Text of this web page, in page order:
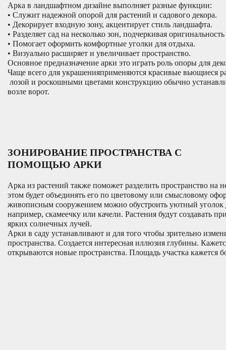
Арка в ландшафтном дизайне выполняет разные функции:
• Служит надежной опорой для растений и садового декора.
• Декорирует входную зону, акцентирует стиль ландшафта.
• Разделяет сад на несколько зон, подчеркивая
• Помогает оформить комфортные уголки для отдыха.
• Визуально расширяет и увеличивает пространство.
Основное предназначение арки это играть роль опоры для
Чаще всего для украшенияприменяются красивые вьющиеся
лозой и роскошными цветами конструкцию обычно
возле ворот.
ЗОНИРОВАНИЕ ПРОСТРАНСТВА С
ПОМОЩЬЮ АРКИ
Арка из растений также поможет разделить пространство на
этом будет объединять его по цветовому или смысловому
живописным сооружением можно обустроить уютный уголок
например, скамеечку или качели. Растения будут создавать
ярких солнечных лучей.
Арки в саду устанавливают и для того чтобы зрительно
пространства. Создается интересная иллюзия глубины.
открываются новые пространства. Площадь участка кажется